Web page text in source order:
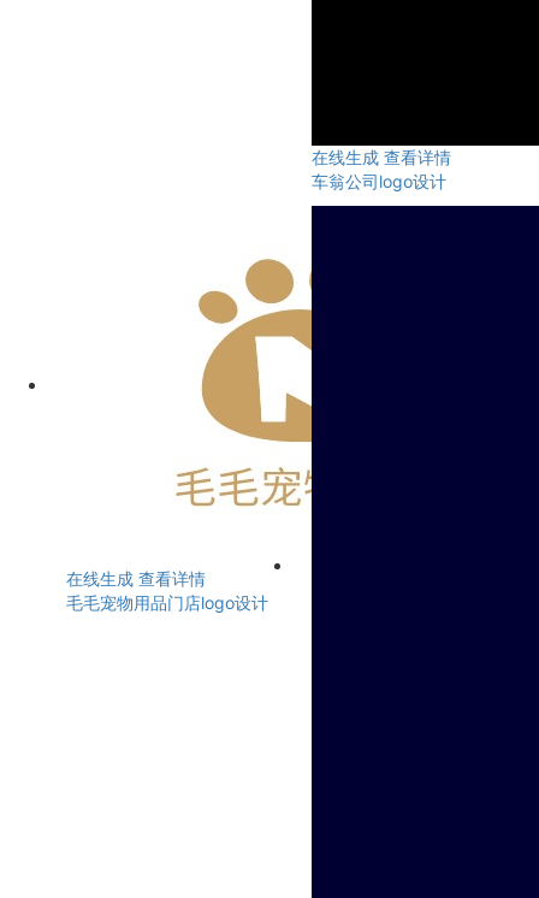
在线生成 查看详情
车翁公司logo设计
在线生成 查看详情
毛毛宠物用品门店logo设计